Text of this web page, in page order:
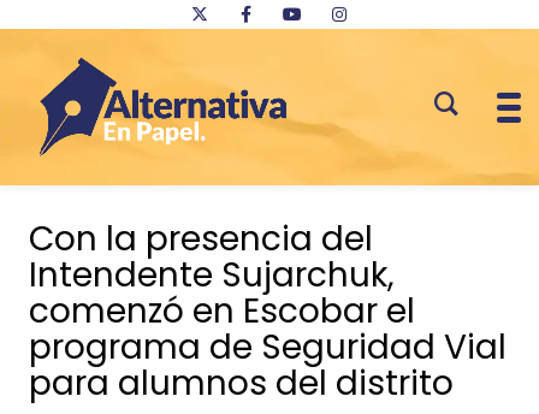
contenido
Con la presencia del
Intendente Sujarchuk,
comenzó en Escobar el
programa de Seguridad Vial
para alumnos del distrito